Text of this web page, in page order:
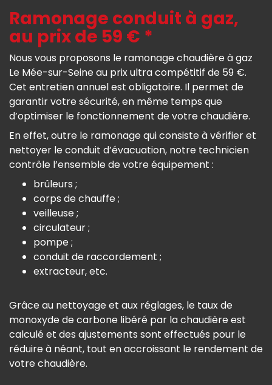
Ramonage conduit à gaz,
au prix de 59 € *
Nous vous proposons le ramonage chaudière à gaz
Le Mée-sur-Seine au prix ultra compétitif de 59 €.
Cet entretien annuel est obligatoire. Il permet de
garantir votre sécurité, en même temps que
d’optimiser le fonctionnement de votre chaudière.
En effet, outre le ramonage qui consiste à vérifier et
nettoyer le conduit d’évacuation, notre technicien
contrôle l’ensemble de votre équipement :
brûleurs ;
corps de chauffe ;
veilleuse ;
circulateur ;
pompe ;
conduit de raccordement ;
extracteur, etc.
Grâce au nettoyage et aux réglages, le taux de
monoxyde de carbone libéré par la chaudière est
calculé et des ajustements sont effectués pour le
réduire à néant, tout en accroissant le rendement de
votre chaudière.